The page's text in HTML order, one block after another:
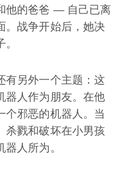
他的爸爸 — 自己已离
。战争开始后，她决
有另外一个主题：这
器人作为朋友。在他
个邪恶的机器人。当
杀戮和破坏在小男孩
人所为。